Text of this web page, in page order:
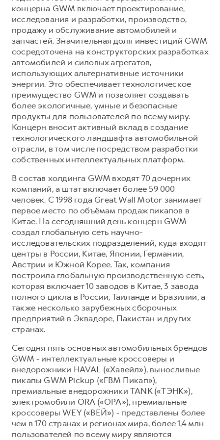
концерна GWM включает проектирование,
исследования и разработки, производство,
продажу и обслуживание автомобилей и
запчастей. Значительная доля инвестиций GWM
сосредоточена на конструкторских разработках
автомобилей и силовых агрегатов,
использующих альтернативные источники
энергии. Это обеспечивает технологическое
преимущество GWM и позволяет создавать
более экологичные, умные и безопасные
продукты для пользователей по всему миру.
Концерн вносит активный вклад в создание
технологического ландшафта автомобильной
отрасли, в том числе посредством разработки
собственных интеллектуальных платформ.
В состав холдинга GWM входят 70 дочерних
компаний, а штат включает более 59 000
человек. С 1998 года Great Wall Motor занимает
первое место по объёмам продаж пикапов в
Китае. На сегодняшний день концерн GWM
создал глобальную сеть научно-
исследовательских подразделений, куда входят
центры в России, Китае, Японии, Германии,
Австрии и Южной Корее. Так, компания
построила глобальную производственную сеть,
которая включает 10 заводов в Китае, 3 завода
полного цикла в России, Таиланде и Бразилии, а
также несколько зарубежных сборочных
предприятий в Эквадоре, Пакистан и других
странах.
Сегодня пять основных автомобильных брендов
GWM - интеллектуальные кроссоверы и
внедорожники HAVAL («Хавейл»), выносливые
пикапы GWM Pickup («ГВМ Пикап»),
премиальные внедорожники TANK («ТЭНК»),
электромобили ORA («ОРА»), премиальные
кроссоверы WEY («ВЕЙ») - представлены более
чем в 170 странах и регионах мира, более 1,4 млн
пользователей по всему миру являются